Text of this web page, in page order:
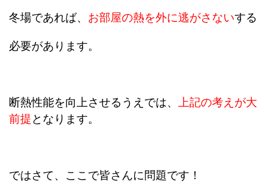
冬場であれば、 お部屋の熱を外に逃がさないする
必要があります。
断熱性能を向上させるうえでは、
上記の考えが大
前提となります。
ではさて、ここで皆さんに問題です！